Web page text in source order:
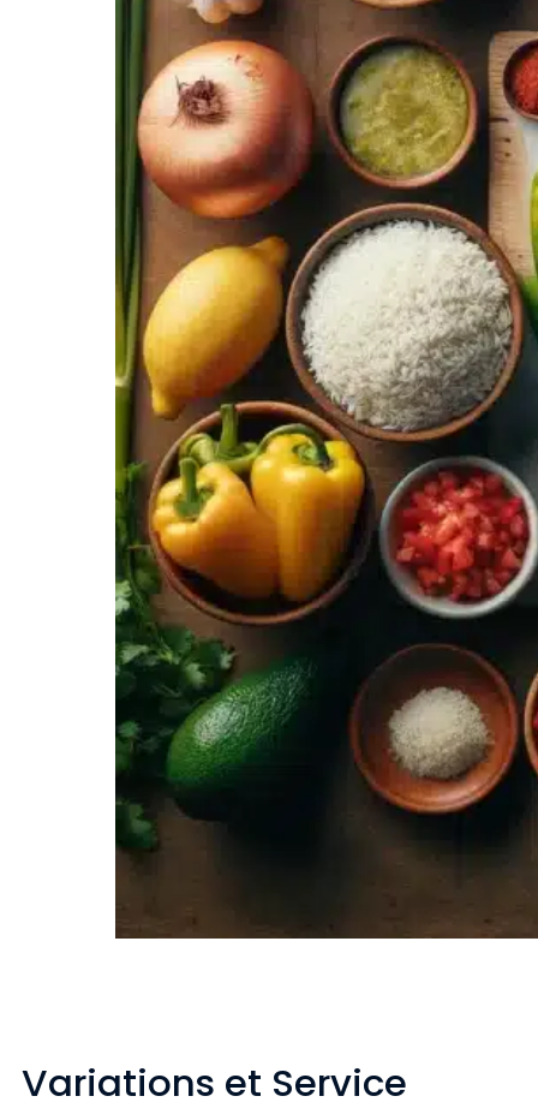
Variations et Service